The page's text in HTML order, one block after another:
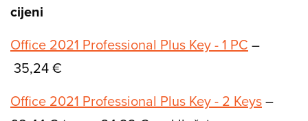
cijeni
Office 2021 Professional Plus Key - 1 PC –
35,24 €
Office 2021 Professional Plus Key - 2 Keys–